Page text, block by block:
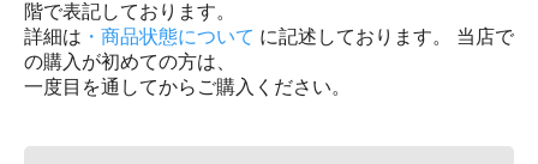
階で表記しております。
詳細は ・商品状態について に記述しております。 当店で
の購入が初めての方は、
一度目を通してからご購入ください。